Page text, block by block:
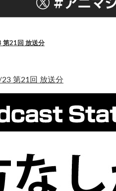
第21回 放送分
第21回 放送分